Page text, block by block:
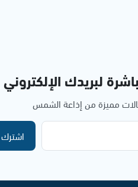
لبريدك الإلكتروني
مميزة من إذاعة الشمس
اشترك